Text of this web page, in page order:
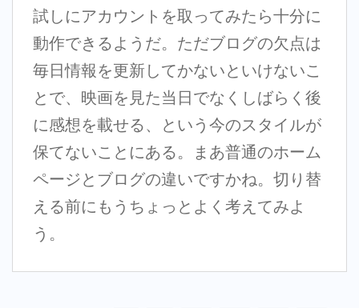
試しにアカウントを取ってみたら十分に
動作できるようだ。ただブログの欠点は
毎日情報を更新してかないといけないこ
とで、映画を見た当日でなくしばらく後
に感想を載せる、という今のスタイルが
保てないことにある。まあ普通のホーム
ページとブログの違いですかね。切り替
える前にもうちょっとよく考えてみよ
う。